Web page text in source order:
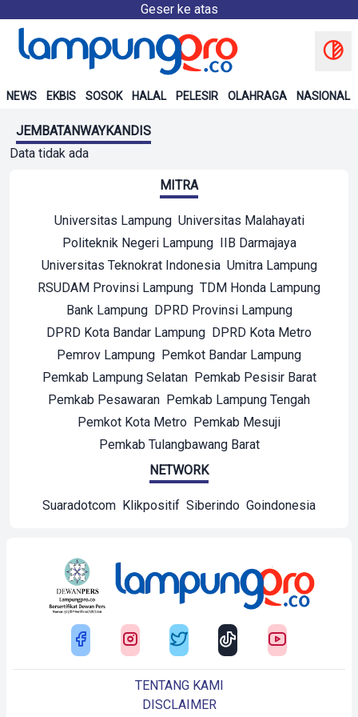
Geser ke atas
NEWS EKBIS SOSOK HALAL PELESIR OLAHRAGA NASIONAL
JEMBATANWAYKANDIS
Data tidak ada
MITRA
Universitas Lampung Universitas Malahayati
Politeknik Negeri Lampung IIB Darmajaya
Universitas Teknokrat Indonesia Umitra Lampung
RSUDAM Provinsi Lampung TDM Honda Lampung
Bank Lampung DPRD Provinsi Lampung
DPRD Kota Bandar Lampung DPRD Kota Metro
Pemrov Lampung Pemkot Bandar Lampung
Pemkab Lampung Selatan Pemkab Pesisir Barat
Pemkab Pesawaran Pemkab Lampung Tengah
Pemkot Kota Metro Pemkab Mesuji
Pemkab Tulangbawang Barat
NETWORK
Suaradotcom Klikpositif Siberindo Goindonesia
TENTANG KAMI
DISCLAIMER